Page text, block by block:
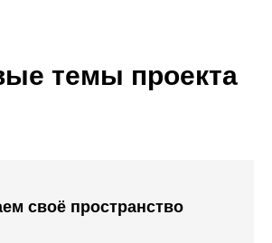
темы проекта
своё пространство